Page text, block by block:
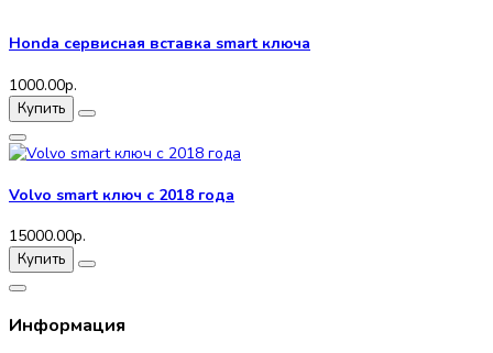
Honda сервисная вставка smart ключа
1000.00р.
Купить
Volvo smart ключ с 2018 года
15000.00р.
Купить
Информация